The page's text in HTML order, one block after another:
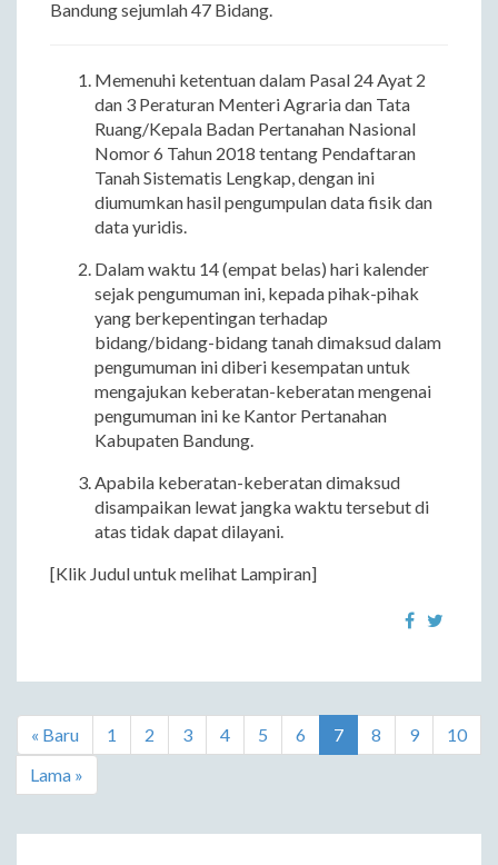
Bandung sejumlah 47 Bidang.
Memenuhi ketentuan dalam Pasal 24 Ayat 2
dan 3 Peraturan Menteri Agraria dan Tata
Ruang/Kepala Badan Pertanahan Nasional
Nomor 6 Tahun 2018 tentang Pendaftaran
Tanah Sistematis Lengkap, dengan ini
diumumkan hasil pengumpulan data fisik dan
data yuridis.
Dalam waktu 14 (empat belas) hari kalender
sejak pengumuman ini, kepada pihak-pihak
yang berkepentingan terhadap
bidang/bidang-bidang tanah dimaksud dalam
pengumuman ini diberi kesempatan untuk
mengajukan keberatan-keberatan mengenai
pengumuman ini ke Kantor Pertanahan
Kabupaten Bandung.
Apabila keberatan-keberatan dimaksud
disampaikan lewat jangka waktu tersebut di
atas tidak dapat dilayani.
[Klik Judul untuk melihat Lampiran]
« Baru 1 2 3 4 5 6 7 8 9
10
Lama »